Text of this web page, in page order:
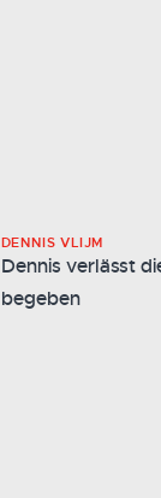
DENNIS VLIJM
Dennis verlässt
begeben